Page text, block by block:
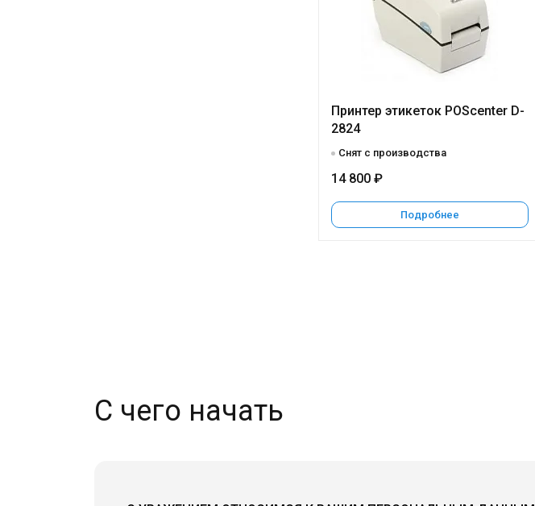
Принтер этикеток POScenter D-
2824
Снят с производства
14 800 ₽
Подробнее
С чего начать